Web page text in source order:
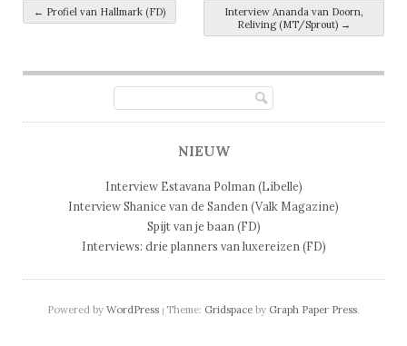
Post navigation
← Profiel van Hallmark (FD)
Interview Ananda van Doorn,
Reliving (MT/Sprout) →
NIEUW
Interview Estavana Polman (Libelle)
Interview Shanice van de Sanden (Valk Magazine)
Spijt van je baan (FD)
Interviews: drie planners van luxereizen (FD)
Powered by WordPress | Theme: Gridspace by Graph Paper Press.